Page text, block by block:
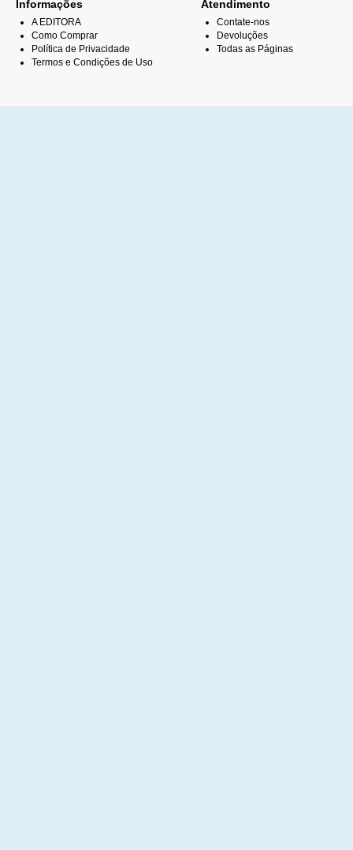
Informações
A EDITORA
Como Comprar
Política de Privacidade
Termos e Condições de Uso
Atendimento
Contate-nos
Devoluções
Todas as Páginas